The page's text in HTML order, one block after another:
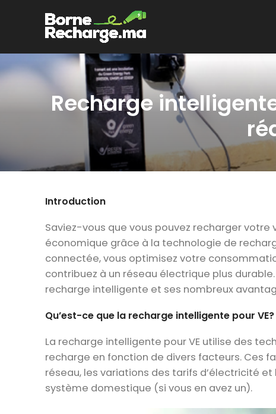
Recharge
Introduction
Saviez-vous que vous pouvez recharger
économique grâce à la technologie de
connectée, vous optimisez votre
contribuez à un réseau électrique plus
recharge intelligente et ses nombreux
Qu’est-ce que la recharge intelligente pour VE?
La recharge intelligente pour VE utilise des
recharge en fonction de divers facteurs. Ces
réseau, les variations des tarifs d’électricité
système domestique (si vous en avez un).